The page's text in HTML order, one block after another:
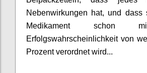
Nebenwirkungen hat, und dass
Medikament schon
Erfolgswahrscheinlichkeit von
Prozent verordnet wird...